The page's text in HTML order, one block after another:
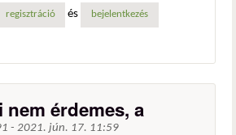
regisztráció és bejelentkezés
nem érdemes, a
- 2021. jún. 17. 11:59